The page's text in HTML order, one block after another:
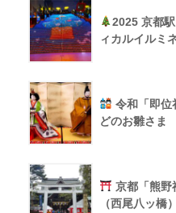
2025 京都
ィカルイルミ
令和「即位
どのお雛さま
京都「熊野
（西尾八ッ橋